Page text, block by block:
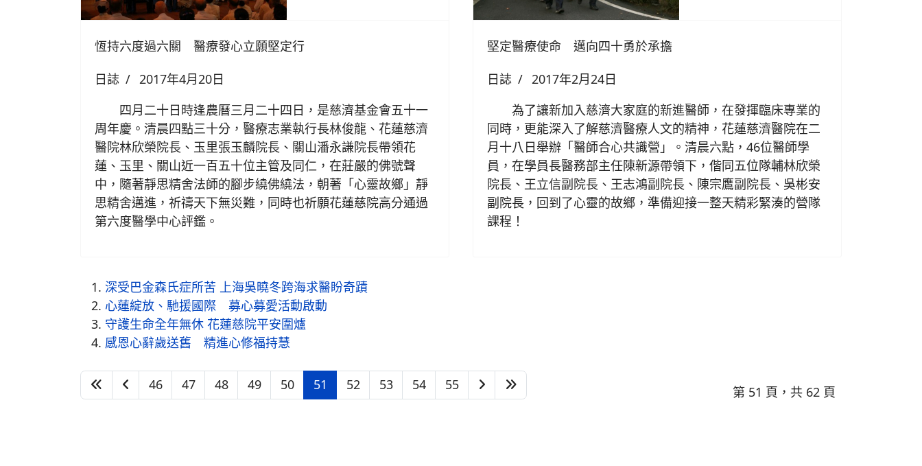
恆持六度過六關 醫療發心立願堅定行
日誌
2017年4月20日
四月二十日時逢農曆三月二十四日，是慈濟基金會五十一
周年慶。清晨四點三十分，醫療志業執行長林俊龍、花蓮慈濟
醫院林欣榮院長、玉里張玉麟院長、關山潘永謙院長帶領花
蓮、玉里、關山近一百五十位主管及同仁，在莊嚴的佛號聲
中，隨著靜思精舍法師的腳步繞佛繞法，朝著「心靈故鄉」靜
思精舍邁進，祈禱天下無災難，同時也祈願花蓮慈院高分通過
第六度醫學中心評鑑。
堅定醫療使命 邁向四十勇於承擔
日誌
2017年2月24日
為了讓新加入慈濟大家庭的新進醫師，在發揮臨床專業的
同時，更能深入了解慈濟醫療人文的精神，花蓮慈濟醫院在二
月十八日舉辦「醫師合心共識營」。清晨六點，46位醫師學
員，在學員長醫務部主任陳新源帶領下，偕同五位隊輔林欣榮
院長、王立信副院長、王志鴻副院長、陳宗鷹副院長、吳彬安
副院長，回到了心靈的故鄉，準備迎接一整天精彩緊湊的營隊
課程！
深受巴金森氏症所苦 上海吳曉冬跨海求醫盼奇蹟
心蓮綻放、馳援國際 募心募愛活動啟動
守護生命全年無休 花蓮慈院平安圍爐
感恩心辭歲送舊 精進心修福持慧
第 51 頁，共 62 頁
46 47 48 49 50 51 52 53 54 55